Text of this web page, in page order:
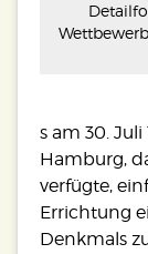
s am 30.
Hamburg,
verfügte,
Errichtung
Denkmals